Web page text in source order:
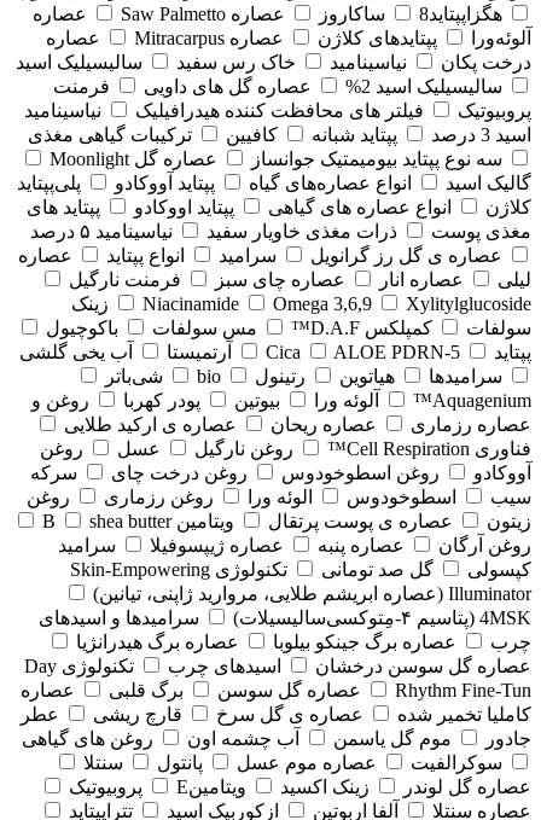
هگزاپپتاید8
ساکاروز عصاره Saw Palmetto
عصاره
آلوئه‌ورا
پپتایدهای کلاژن عصاره Mitracarpus
عصاره
درخت پکان
نیاسینامید خاک رس سفید
سالیسیلیک اسید
سالیسیلیک اسید 2%
عصاره گل های داویی
فرمنت
پروبیوتیک
فیلتر های محافظت کننده هیدرافیلیک
نیاسینامید
اسید 3 درصد
پپتاید شبانه کافیین
ترکیبات گیاهی مغذی
سه نوع پپتاید بیومیمتیک جوانساز
عصاره گل Moonlight
گالیک اسید
انواع عصاره‌های گیاه پپتاید آووکادو
پلی‌پپتاید
کلاژن
انواع عصاره های گیاهی پپتاید اووکادو
پپتاید های
مغذی پوست
ذرات مغذی خاویار سفید
نیاسینامید ۵ درصد
عصاره ی گل رز گرانویل
سرامید انواع پپتاید
عصاره
لیلی
عصاره انار عصاره چای سبز
فرمنت نارگیل
Niacinamide
Omega 3,6,9 Xylitylglucoside
زینک
سولفات
کمپلکس D.A.F™ مس سولفات
باکوچیول
پپتاید
5-Cica
ALOE PDRN آرتمیستا
آب یخی گلشی
سرامیدها
هیاتوین رتینول bio
شی‌باتر
Aquagenium™
آلوئه ورا بیوتین پودر کهربا
روغن و
عصاره رزماری
عصاره ریحان
عصاره ی ارکید طلایی
فناوری Cell Respiration™
روغن نارگیل عسل
روغن
آووکادو
روغن اسطوخودوس روغن درخت چای
سرکه
سیب
اسطوخودوس الوئه ورا روغن رزماری
روغن
زیتون
عصاره ی پوست پرتقال ویتامین Bshea butter
روغن آرگان
عصاره پنبه عصاره ژیپسوفیلا
سرامید
کپسولی
گل صد تومانی
تکنولوژی Skin-Empowering
Illuminator (عصاره ابریشم طلایی، مروارید ژاپنی، تیانین)
4MSK (پتاسیم ۴‑مِتوکسی‌سالیسیلات)
سرامیدها و اسیدهای
چرب
عصاره برگ جینکو بیلوبا
عصاره برگ هیدرانژیا
عصاره گل سوسن درخشان
اسیدهای چرب
تکنولوژی Day
Rhythm Fine‑Tun
عصاره گل سوسن برگ قلبی
عصاره
کاملیا تخمیر شده
عصاره ی گل سرخ قارچ ریشی
عطر
جادور
موم گل یاسمن آب چشمه اون
روغن های گیاهی
سوکرالفیت
عصاره موم عسل پانتول
سنتلا
عصاره گل لوندر
زینک اکسید ویتامینE
پروبیوتیک
عصاره سنتلا
آلفا اربوتین ازکوربیک اسید تتراپپتاید